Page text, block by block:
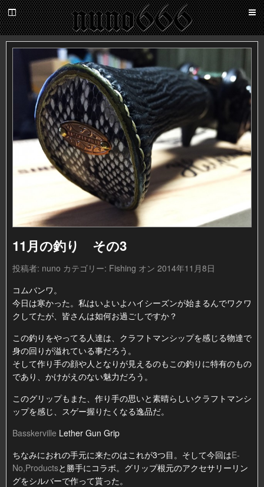
nuno666
百
鬼
夜
11月の釣り その3
投稿者: nuno カテゴリー: Fishing オン 2014年11月8日
コムバンワ。
今日は寒かった。私はいよいよハイシーズンが始まるんでワクワ
クしてたが、皆さんは如何お過ごしですか？
この釣りをやってる人達は、クラフトマンシップを感じる物達で
身の回りが溢れている事だろう。
そして作り手の顔や人となりが見えるのもこの釣りに特有のもの
であり、かけがえのない魅力だろう。
このグリップもまた、作り手の思いと素晴らしいクラフトマンシ
ップを感じ、スゲー握りたくなる逸品だ。
Basskerville Lether Gun Grip
ちなみにおれの手元に来たのはこれが3つ目。そして今回はE-
No,Productsと勝手にコラボ。グリップ根元のアクセサリーリン
グをシルバーで作って貰った。